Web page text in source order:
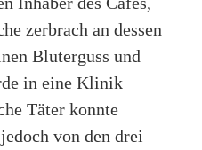
zerbrach an dessen
Bluterguss und
in eine Klinik
Täter konnte
von den drei